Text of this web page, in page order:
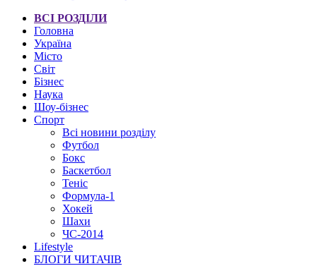
ВСІ РОЗДІЛИ
Головна
Україна
Місто
Світ
Бізнес
Наука
Шоу-бізнес
Спорт
Всі новини розділу
Футбол
Бокс
Баскетбол
Теніс
Формула-1
Хокей
Шахи
ЧС-2014
Lifestyle
БЛОГИ ЧИТАЧІВ